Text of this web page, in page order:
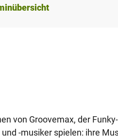
von Groovemax, der
-musiker spielen: ihre